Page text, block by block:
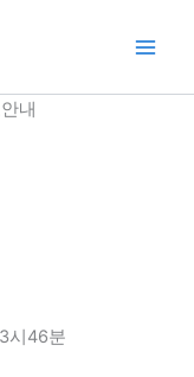
내
시46분